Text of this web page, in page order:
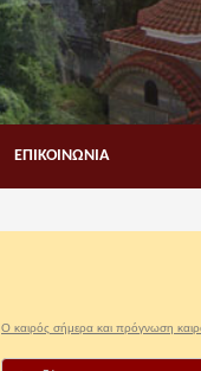
ΕΠΙΚΟΙΝΩΝΙΑ
Ο καιρός σήμερα και πρόγνωση